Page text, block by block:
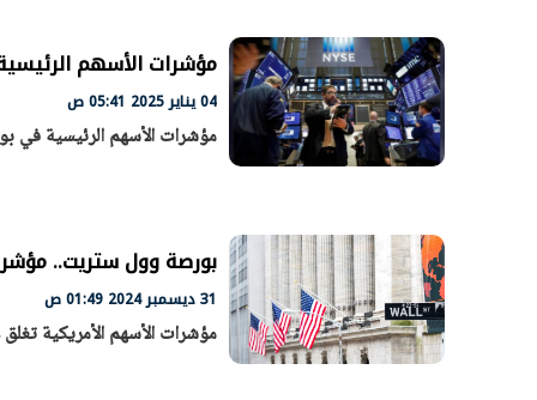
مؤشرات الأسهم
04 يناير 2025 05:41 ص
مؤشرات الأسهم الرئيسية في
بورصة وول ستريت.. مؤشر
31 ديسمبر 2024 01:49 ص
مؤشرات الأسهم الأمريكية